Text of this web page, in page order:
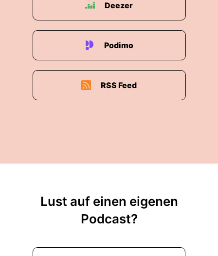
Deezer
Podimo
RSS Feed
Lust auf einen eigenen
Podcast?